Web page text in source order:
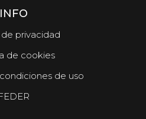
INFO
privacidad
de cookies
de uso